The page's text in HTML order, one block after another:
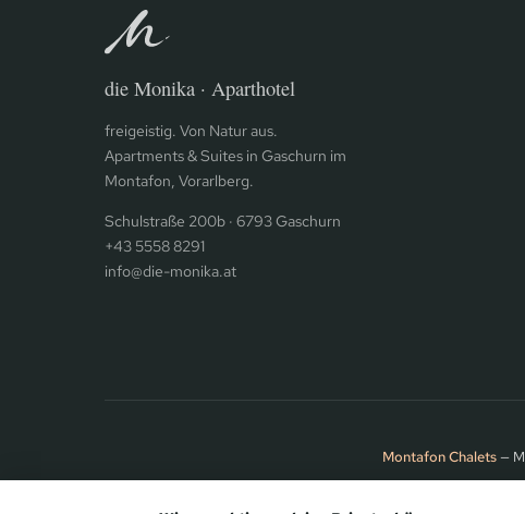
die Monika · Aparthotel
freigeistig. Von Natur aus.
Apartments & Suites in Gaschurn im
Montafon, Vorarlberg.
Schulstraße 200b · 6793 Gaschurn
+43 5558 8291
info@die-monika.at
Montafon Chalets—